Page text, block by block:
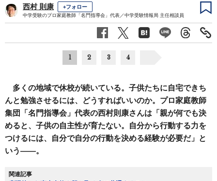
西村 則康 +フォロー
中学受験のプロ家庭教師「名門指導会」代表／中学受験情報局 主任相談員
1 2 3 4
多くの地域で休校が続いている。子供たちに自宅できち
んと勉強させるには、どうすればいいのか。プロ家庭教師
集団「名門指導会」代表の西村則康さんは「親が何でも決
めると、子供の自主性が育たない。自分から行動する力を
つけるには、自分で自分の行動を決める経験が必要だ」と
いう――。
関連記事